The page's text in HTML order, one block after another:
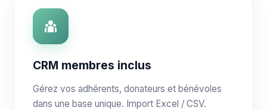
CRM membres inclus
Gérez vos adhérents, donateurs et bénévoles
dans une base unique. Import Excel / CSV.